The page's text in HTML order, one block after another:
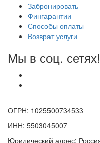
Забронировать
Фингарантии
Способы оплаты
Возврат услуги
Мы в соц. сетях!
ОГРН: 1025500734533
ИНН: 5503045007
Юридический адрес: